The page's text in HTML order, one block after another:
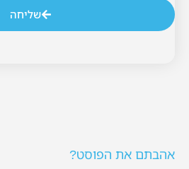
שליחה
אהבתם את הפוסט?